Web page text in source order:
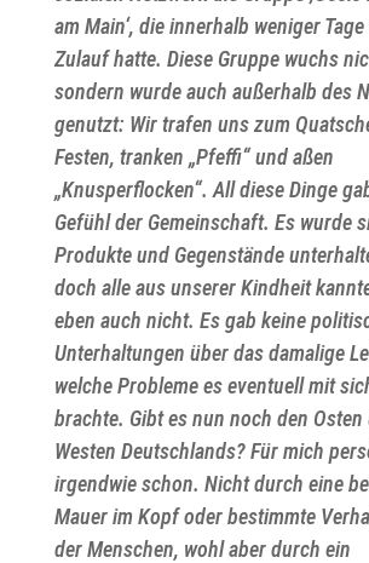
am Main‘, die innerhalb weniger
Zulauf hatte. Diese Gruppe wuchs
sondern wurde auch außerhalb des
genutzt: Wir trafen uns zum
Festen, tranken „Pfeffi“ und aßen
„Knusperflocken“. All diese Dinge
Gefühl der Gemeinschaft. Es wurde
Produkte und Gegenstände
doch alle aus unserer Kindheit
eben auch nicht. Es gab keine
Unterhaltungen über das damalige
welche Probleme es eventuell mit
brachte. Gibt es nun noch den Osten
Westen Deutschlands? Für mich
irgendwie schon. Nicht durch eine
Mauer im Kopf oder bestimmte
der Menschen, wohl aber durch ein